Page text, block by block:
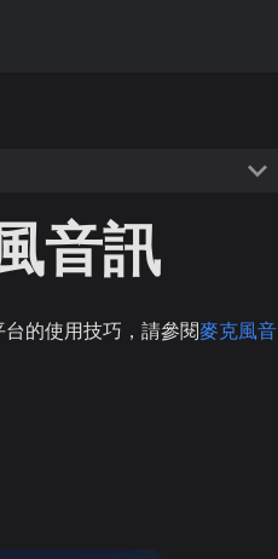
音訊
的使用技巧，請參閱麥克風音